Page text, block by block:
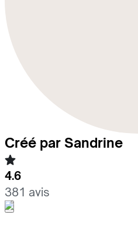
Créé par Sandrine
4.6
381 avis